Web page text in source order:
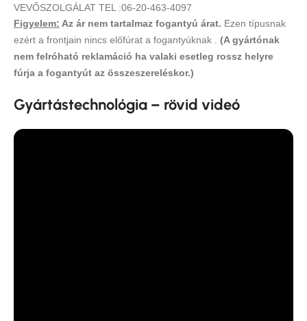
VEVŐSZOLGÁLAT TEL :06-20-463-4097
Figyelem: Az ár nem tartalmaz fogantyú árat. Ezen típusnak
ezért a frontjain nincs előfúrat a fogantyúknak . (A gyártónak
nem felróható reklamáció ha valaki esetleg rossz helyre
fúrja a fogantyút az összeszereléskor.)
Gyártástechnológia – rövid videó